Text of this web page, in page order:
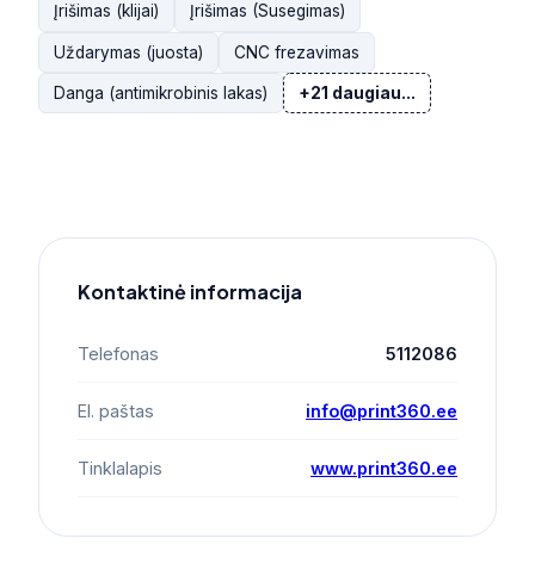
Įrišimas (klijai) Įrišimas (Susegimas)
Uždarymas (juosta) CNC frezavimas
Danga (antimikrobinis lakas) +21 daugiau...
Kontaktinė informacija
Telefonas 5112086
El. paštas info@print360.ee
Tinklalapis www.print360.ee